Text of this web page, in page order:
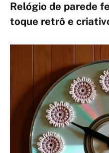
Relógio de parede
toque retrô e